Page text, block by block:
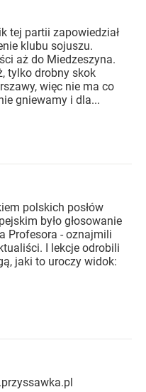
tej partii zapowiedział
klubu sojuszu.
aż do Miedzeszyna.
tylko drobny skok
więc nie ma co
gniewamy i dla...
polskich posłów
było głosowanie
Profesora - oznajmili
I lekcje odrobili
jaki to uroczy widok: